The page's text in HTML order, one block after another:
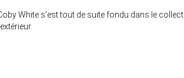
White s’est tout de suite fondu dans le